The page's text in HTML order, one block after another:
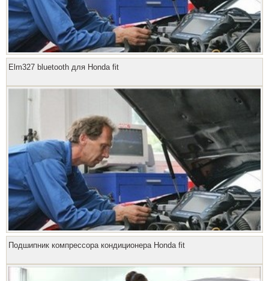
Elm327 bluetooth для Honda fit
Подшипник компрессора кондиционера Honda fit